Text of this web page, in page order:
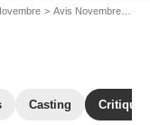
Avis Novembre
Casting